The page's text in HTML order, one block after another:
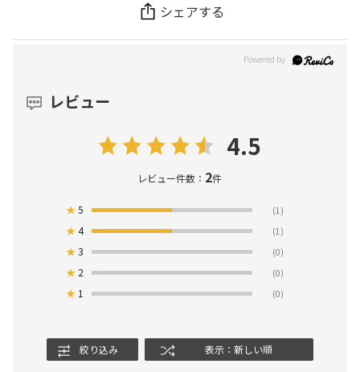
シェアする
レビュー
4.5
レビュー件数： 2件
★5 (1)
★4 (1)
★3 (0)
★ 2 (0)
★ 1 (0)
絞り込み 表示：新しい順